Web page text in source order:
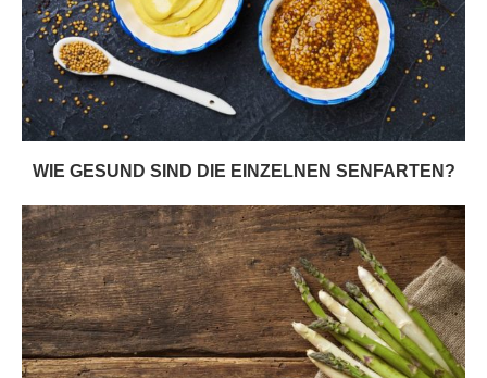
WIE GESUND SIND DIE EINZELNEN SENFARTEN?